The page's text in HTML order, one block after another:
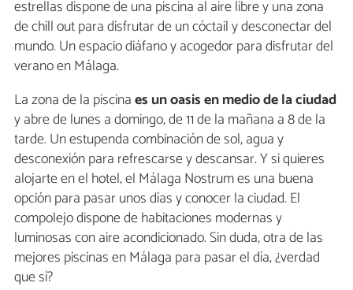
estrellas dispone de una piscina al aire libre y una zona
de chill out para disfrutar de un cóctail y desconectar del
mundo. Un espacio diáfano y acogedor para disfrutar del
verano en Málaga.
La zona de la piscinaes un oasis en medio de la ciudad
y abre de lunes a domingo, de 11 de la mañana a 8 de la
tarde. Un estupenda combinación de sol, agua y
desconexión para refrescarse y descansar. Y si quieres
alojarte en el hotel, el Málaga Nostrum es una buena
opción para pasar unos días y conocer la ciudad. El
compolejo dispone de habitaciones modernas y
luminosas con aire acondicionado. Sin duda, otra de las
mejores piscinas en Málaga para pasar el día, ¿verdad
que sí?